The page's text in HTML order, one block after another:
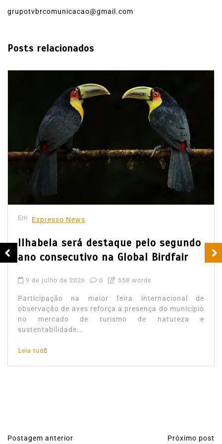
grupotvbrcomunicacao@gmail.com
Posts relacionados
Em Expresso News
Ilhabela será destaque pelo segundo
ano consecutivo na Global Birdfair
9 de julho de 2026 0 558 words
Participação na maior feira internacional de
observação de aves reforça a presença do município
no mercado de turismo de natureza e
sustentabilidade...
Leia tudo
Postagem anterior Próximo post